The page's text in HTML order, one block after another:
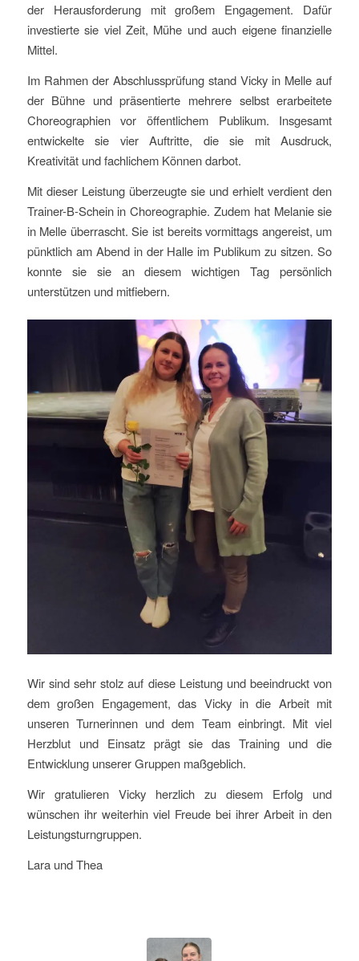
der Herausforderung mit großem Engagement. Dafür
investierte sie viel Zeit, Mühe und auch eigene finanzielle
Mittel.
Im Rahmen der Abschlussprüfung stand Vicky in Melle auf
der Bühne und präsentierte mehrere selbst erarbeitete
Choreographien vor öffentlichem Publikum. Insgesamt
entwickelte sie vier Auftritte, die sie mit Ausdruck,
Kreativität und fachlichem Können darbot.
Mit dieser Leistung überzeugte sie und erhielt verdient den
Trainer-B-Schein in Choreographie. Zudem hat Melanie sie
in Melle überrascht. Sie ist bereits vormittags angereist, um
pünktlich am Abend in der Halle im Publikum zu sitzen. So
konnte sie sie an diesem wichtigen Tag persönlich
unterstützen und mitfiebern.
Wir sind sehr stolz auf diese Leistung und beeindruckt von
dem großen Engagement, das Vicky in die Arbeit mit
unseren Turnerinnen und dem Team einbringt. Mit viel
Herzblut und Einsatz prägt sie das Training und die
Entwicklung unserer Gruppen maßgeblich.
Wir gratulieren Vicky herzlich zu diesem Erfolg und
wünschen ihr weiterhin viel Freude bei ihrer Arbeit in den
Leistungsturngruppen.
Lara und Thea